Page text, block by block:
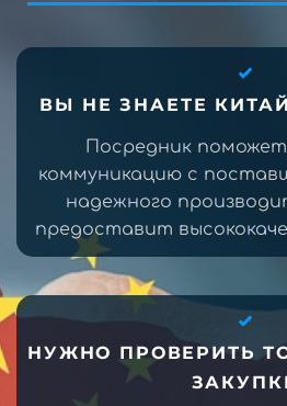
ВЫ НЕ ЗНАЕТЕ
Посредник
коммуникацию с
надежного
предоставит
НУЖНО ПРОВЕРИТЬ